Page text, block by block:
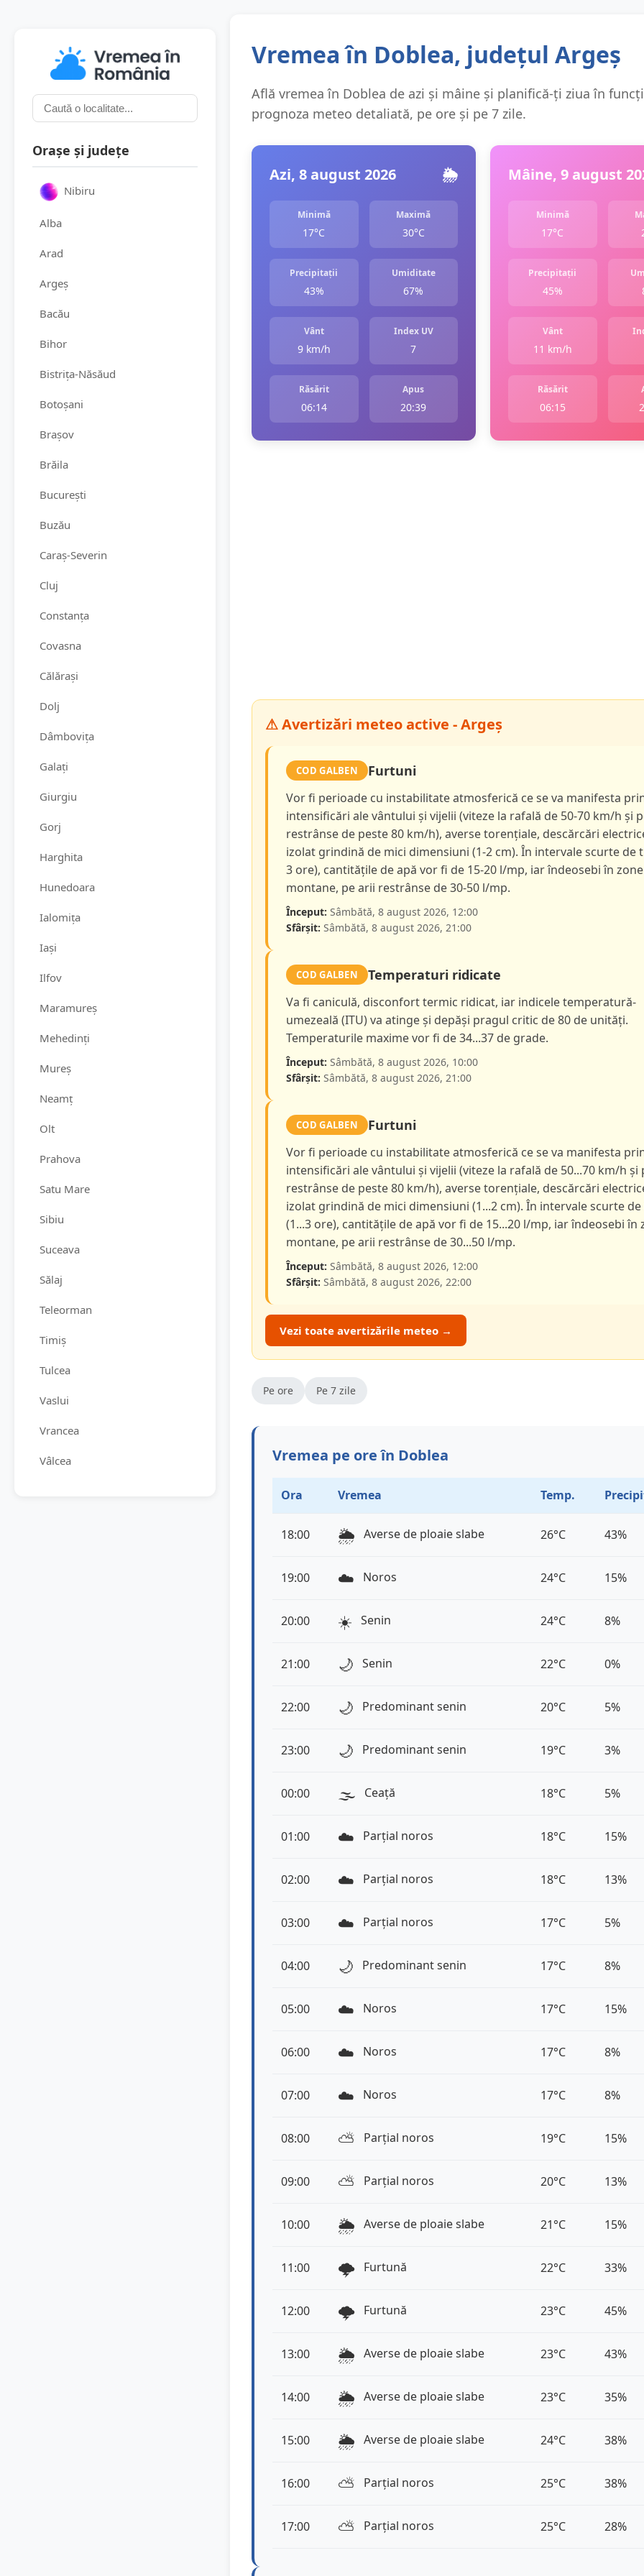
Orașe și județe
Nibiru
Alba
Arad
Argeș
Bacău
Bihor
Bistrița-Năsăud
Botoșani
Brașov
Brăila
București
Buzău
Caraș-Severin
Cluj
Constanța
Covasna
Călărași
Dolj
Dâmbovița
Galați
Giurgiu
Gorj
Harghita
Hunedoara
Ialomița
Iași
Ilfov
Maramureș
Mehedinți
Mureș
Neamț
Olt
Prahova
Satu Mare
Sibiu
Suceava
Sălaj
Teleorman
Timiș
Tulcea
Vaslui
Vrancea
Vâlcea
Vremea în Doblea, județul Argeș
Află vremea în Doblea de azi și mâine și planifică-ți ziua în
prognoza meteo detaliată, pe ore și pe 7 zile.
Azi, 8 august 2026 🌦️
Minimă
17°C
Maximă
30°C
Precipitații
43%
Umiditate
67%
Vânt
9 km/h
Index UV
7
Răsărit
06:14
Apus
20:39
Mâine, 9 august
Minimă
17°C
Precipitații
45%
Vânt
11 km/h
Răsărit
06:15
⚠ Avertizări meteo active - Argeș
COD GALBEN Furtuni
Vor fi perioade cu instabilitate atmosferică ce se va manifesta
intensificări ale vântului și vijelii (viteze la rafală de 50-70 km/h și
restrânse de peste 80 km/h), averse torențiale, descărcări
izolat grindină de mici dimensiuni (1-2 cm). În intervale scurte de
3 ore), cantitățile de apă vor fi de 15-20 l/mp, iar îndeosebi în
montane, pe arii restrânse de 30-50 l/mp.
Început: Sâmbătă, 8 august 2026, 12:00
Sfârșit: Sâmbătă, 8 august 2026, 21:00
COD GALBEN Temperaturi ridicate
Va fi caniculă, disconfort termic ridicat, iar indicele temperatură-
umezeală (ITU) va atinge și depăși pragul critic de 80 de unități.
Temperaturile maxime vor fi de 34...37 de grade.
Început: Sâmbătă, 8 august 2026, 10:00
Sfârșit: Sâmbătă, 8 august 2026, 21:00
COD GALBEN Furtuni
Vor fi perioade cu instabilitate atmosferică ce se va manifesta
intensificări ale vântului și vijelii (viteze la rafală de 50...70 km/h și
restrânse de peste 80 km/h), averse torențiale, descărcări
izolat grindină de mici dimensiuni (1...2 cm). În intervale scurte
(1...3 ore), cantitățile de apă vor fi de 15...20 l/mp, iar îndeosebi în
montane, pe arii restrânse de 30...50 l/mp.
Început: Sâmbătă, 8 august 2026, 12:00
Sfârșit: Sâmbătă, 8 august 2026, 22:00
Vezi toate avertizările meteo →
Pe ore Pe 7 zile
Vremea pe ore în Doblea
Ora Vremea Temp.
18:00 🌦️ Averse de ploaie slabe 26°C 43%
19:00 ☁️ Noros 24°C 15%
20:00 ☀️ Senin 24°C 8%
21:00 🌙 Senin 22°C 0%
22:00 🌙 Predominant senin 20°C 5%
23:00 🌙 Predominant senin 19°C 3%
00:00 🌫️ Ceață 18°C 5%
01:00 ☁️ Parțial noros 18°C 15%
02:00 ☁️ Parțial noros 18°C 13%
03:00 ☁️ Parțial noros 17°C 5%
04:00 🌙 Predominant senin 17°C 8%
05:00 ☁️ Noros 17°C 15%
06:00 ☁️ Noros 17°C 8%
07:00 ☁️ Noros 17°C 8%
08:00 ⛅️ Parțial noros 19°C 15%
09:00 ⛅️ Parțial noros 20°C 13%
10:00 🌦️ Averse de ploaie slabe 21°C 15%
11:00 🌩️ Furtună 22°C 33%
12:00 🌩️ Furtună 23°C 45%
13:00 🌦️ Averse de ploaie slabe 23°C 43%
14:00 🌦️ Averse de ploaie slabe 23°C 35%
15:00 🌦️ Averse de ploaie slabe 24°C 38%
16:00 ⛅️ Parțial noros 25°C 38%
17:00 ⛅️ Parțial noros 25°C 28%